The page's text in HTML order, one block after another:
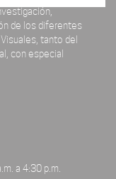
de los diferentes
tanto del
con especial
a 4:30 p.m.